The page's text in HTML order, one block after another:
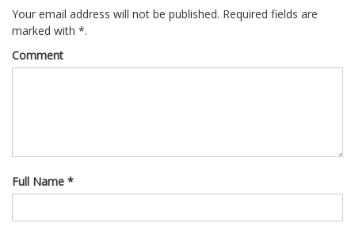
Your email address will not be published. Required fields are
marked with *.
Comment
Full Name *